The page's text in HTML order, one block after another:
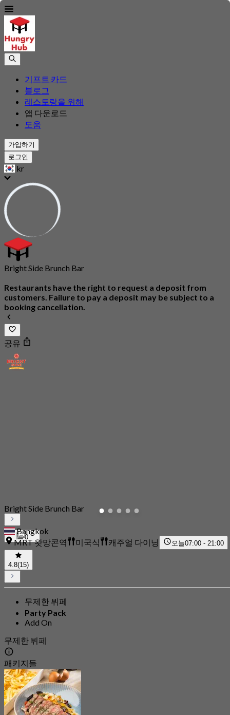
기프트 카드
블로그
레스토랑을 위해
앱 다운로드
도움
가입하기
로그인
kr
Bright Side Brunch Bar
Restaurants have the right to request a deposit from
customers. Failure to pay a deposit may be subject to a
booking cancellation.
공유
0
Bright Side Brunch Bar
Bangkok
MRT 왓망콘역
미국식 캐주얼 다이닝 오늘07:00 - 21:00
4.8(15)
무제한 뷔페
Party Pack
Add On
무제한 뷔페
패키지들